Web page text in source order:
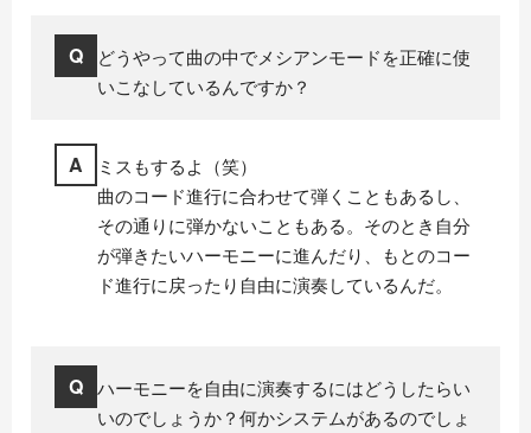
Q
どうやって曲の中でメシアンモードを正確に使
いこなしているんですか？
A
ミスもするよ（笑）
曲のコード進行に合わせて弾くこともあるし、
その通りに弾かないこともある。そのとき自分
が弾きたいハーモニーに進んだり、もとのコー
ド進行に戻ったり自由に演奏しているんだ。
Q ハーモニーを自由に演奏するにはどうしたらい
いのでしょうか？何かシステムがあるのでしょ